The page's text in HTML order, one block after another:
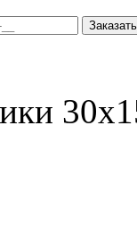
Заказать